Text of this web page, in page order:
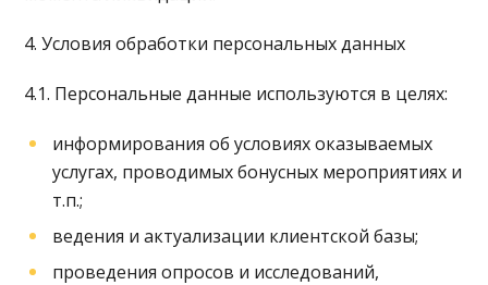
4. Условия обработки персональных данных
4.1. Персональные данные используются в целях:
информирования об условиях оказываемых
услугах, проводимых бонусных мероприятиях и
т.п.;
ведения и актуализации клиентской базы;
проведения опросов и исследований,